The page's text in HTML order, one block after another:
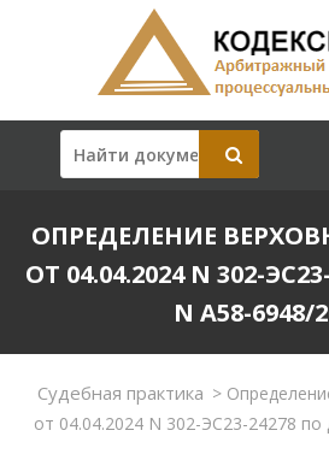
ОПРЕДЕЛЕНИЕ
ОТ 04.04.2024 N 302-
N А58-6948/
Судебная практика >
от 04.04.2024 N 302-ЭС23-24278